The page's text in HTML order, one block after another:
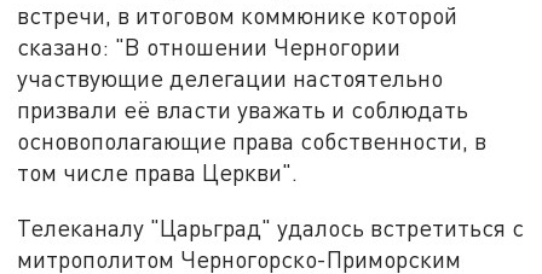
встречи, в итоговом коммюнике которой
сказано: "В отношении Черногории
участвующие делегации настоятельно
призвали её власти уважать и соблюдать
основополагающие права собственности, в
том числе права Церкви".
Телеканалу "Царьград" удалось встретиться с
митрополитом Черногорско-Приморским